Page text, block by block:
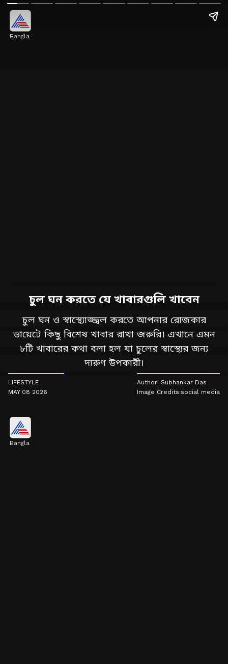
Bangla
চুল ঘন করতে যে খাবারগুলি খাবেন
চুল ঘন ও স্বাস্থ্যোজ্জ্বল করতে আপনার রোজকার
ডায়েটে কিছু বিশেষ খাবার রাখা জরুরি। এখানে এমন
৮টি খাবারের কথা বলা হল যা চুলের স্বাস্থ্যের জন্য
দারুণ উপকারী।
LIFESTYLE
MAY 08 2026
Author: Subhankar Das
Image Credits:social media
Bangla